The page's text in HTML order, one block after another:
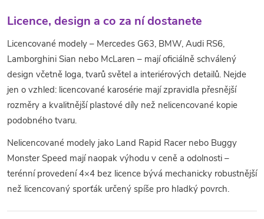
Licence, design a co za ní dostanete
Licencované modely – Mercedes G63, BMW, Audi RS6,
Lamborghini Sian nebo McLaren – mají oficiálně schválený
design včetně loga, tvarů světel a interiérových detailů. Nejde
jen o vzhled: licencované karosérie mají zpravidla přesnější
rozměry a kvalitnější plastové díly než nelicencované kopie
podobného tvaru.
Nelicencované modely jako Land Rapid Racer nebo Buggy
Monster Speed mají naopak výhodu v ceně a odolnosti –
terénní provedení 4×4 bez licence bývá mechanicky robustnější
než licencovaný sporťák určený spíše pro hladký povrch.